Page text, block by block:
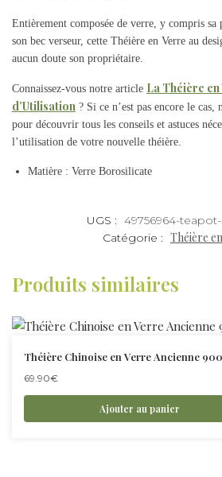
Entièrement composée de verre, y compris sa
son bec verseur, cette Théière en Verre au
aucun doute son propriétaire.
Connaissez-vous notre article La Théière
d’Utilisation ? Si ce n’est pas encore le
pour découvrir tous les conseils et astuces
l’utilisation de votre nouvelle théière.
Matière : Verre Borosilicate
UGS : 49756964-
Catégorie : Théière
Produits similaires
Théière Chinoise en Verre Ancienne
69.90€
Ajouter au panier